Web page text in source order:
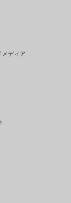
メディア